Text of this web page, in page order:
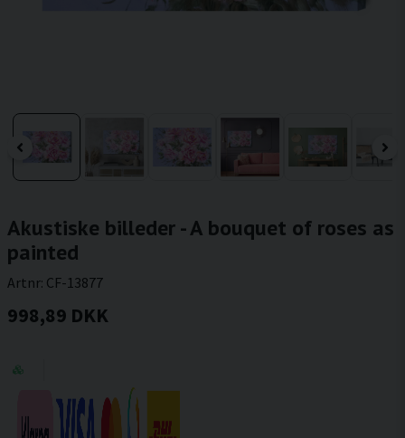
Akustiske billeder - A bouquet of roses as
painted
Artnr: CF-13877
998,89 DKK